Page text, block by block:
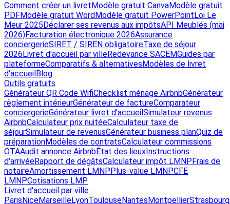
Comment créer un livret Modèle gratuit CanvaModèle gratuit
PDFModèle gratuit Word Modèle gratuit PowerPoint Loi Le
Meur 2025 Déclarer ses revenus aux impôtsAPI Meublés (mai
2026)Facturation électronique 2026Assurance
conciergerieSIRET / SIREN obligatoireTaxe de séjour
2026 Livret d'accueil par villeRedevance SACEMGuides par
plateformeComparatifs & alternatives Modèles de livret
d'accueil Blog
Outils gratuits
Générateur QR Code WifiChecklist ménage AirbnbGénérateur
règlement intérieurGénérateur de factureComparateur
conciergerieGénérateur livret d'accueil Simulateur revenus
AirbnbCalculateur prix nuitéeCalculateur taxe de
séjourSimulateur de revenusGénérateur business planQuiz de
préparationModèles de contratsCalculateur commissions
OTAAudit annonce AirbnbÉtat des lieux Instructions
d'arrivéeRapport de dégâtsCalculateur impôt LMNPFrais de
notaireAmortissement LMNPPlus-value LMNPCFE
LMNPCotisations LMP
Livret d'accueil par ville
Paris NiceMarseilleLyonToulouseNantes MontpellierStrasbourg